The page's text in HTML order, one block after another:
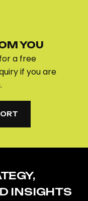
YOU
a free
if you are
INSIGHTS